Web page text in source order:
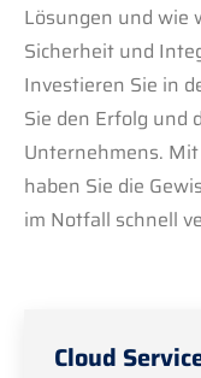
Lösungen und wie
Sicherheit und
Investieren Sie in
Sie den Erfolg und
Unternehmens.
haben Sie die
im Notfall schnell
Cloud